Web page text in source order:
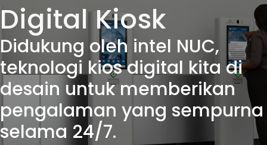
Digital Kiosk
Didukung oleh intel NUC,
teknologi kios digital kita di
desain untuk memberikan
pengalaman yang sempurna
selama 24/7.